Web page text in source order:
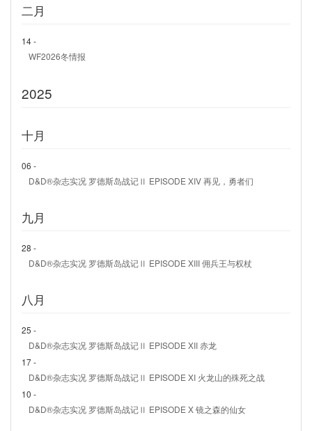
二月
14 -
WF2026冬情报
2025
十月
06 -
D&D®杂志实况 罗德斯岛战记Ⅱ EPISODE XIV 再见，勇者们
九月
28 -
D&D®杂志实况 罗德斯岛战记Ⅱ EPISODE XIII 佣兵王与权杖
八月
25 -
D&D®杂志实况 罗德斯岛战记Ⅱ EPISODE XII 赤龙
17 -
D&D®杂志实况 罗德斯岛战记Ⅱ EPISODE XI 火龙山的殊死之战
10 -
D&D®杂志实况 罗德斯岛战记Ⅱ EPISODE X 镜之森的仙女